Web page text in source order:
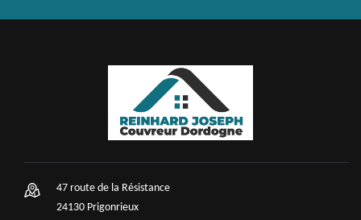
47 route de la Résistance
24130 Prigonrieux